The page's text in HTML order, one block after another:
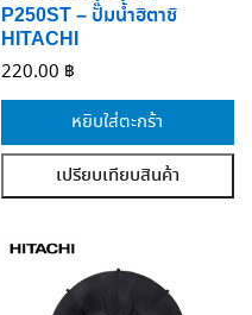
P250ST – ปั๊มน้ำฮิตาชิ
HITACHI
220.00 ฿
หยิบใส่ตะกร้า
เปรียบเทียบสินค้า